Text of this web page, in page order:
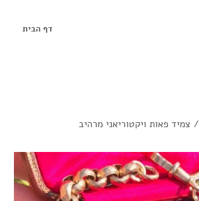
דף הבית
/ צמיד פאות ויקטוריאני מרהיב